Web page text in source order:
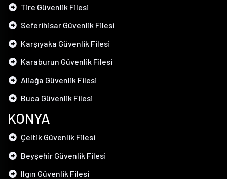
Tire Güvenlik Filesi
Seferihisar Güvenlik Filesi
Karşıyaka Güvenlik Filesi
Karaburun Güvenlik Filesi
Aliağa Güvenlik Filesi
Buca Güvenlik Filesi
KONYA
Çeltik Güvenlik Filesi
Beyşehir Güvenlik Filesi
Ilgın Güvenlik Filesi